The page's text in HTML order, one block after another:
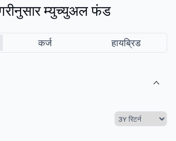
म्युच्युअल फंड
कर्ज हायब्रिड